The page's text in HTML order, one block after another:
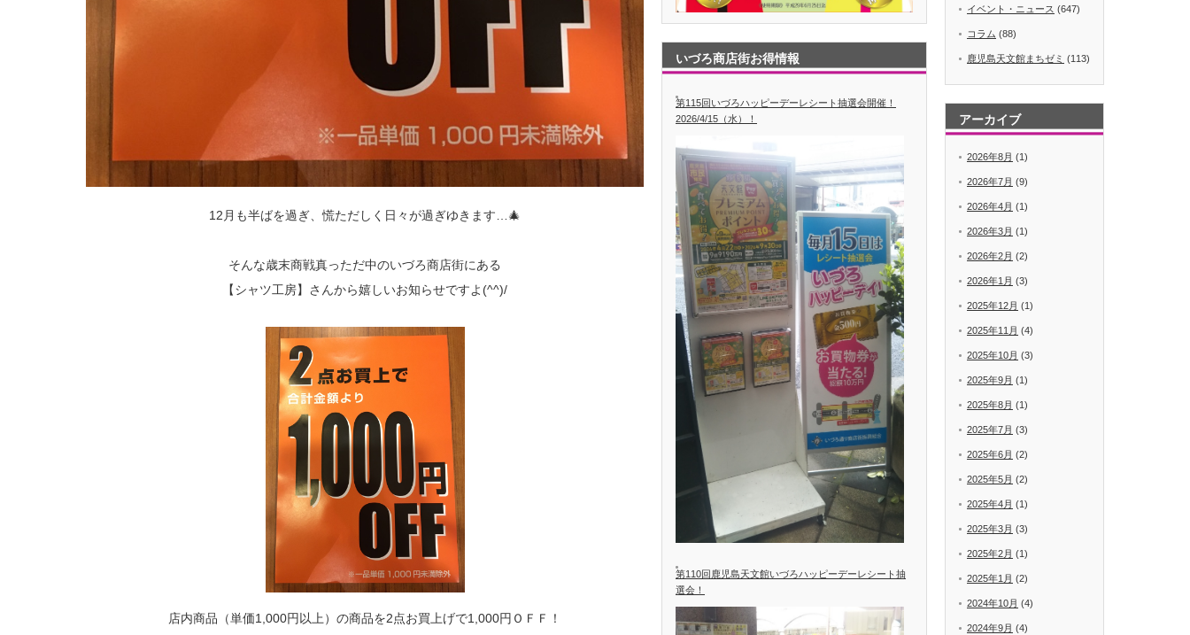
12月も半ばを過ぎ、慌ただしく日々が過ぎゆきます…🎄
そんな歳末商戦真っただ中のいづろ商店街にある
【シャツ工房】さんから嬉しいお知らせですよ(^^)/
店内商品（単価1,000円以上）の商品を2点お買上げで1,000円ＯＦＦ！
いづろ商店街お得情報
第115回いづろハッピーデーレシート抽選会開催！
2026/4/15（水）！
第110回鹿児島天文館いづろハッピーデーレシート抽
選会！
イベント・ニュース (647)
コラム (88)
鹿児島天文館まちゼミ (113)
アーカイブ
2026年8月 (1)
2026年7月 (9)
2026年4月 (1)
2026年3月 (1)
2026年2月 (2)
2026年1月 (3)
2025年12月 (1)
2025年11月 (4)
2025年10月 (3)
2025年9月 (1)
2025年8月 (1)
2025年7月 (3)
2025年6月 (2)
2025年5月 (2)
2025年4月 (1)
2025年3月 (3)
2025年2月 (1)
2025年1月 (2)
2024年10月 (4)
2024年9月 (4)